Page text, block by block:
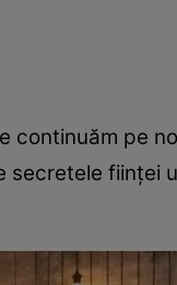
continuăm pe
secretele ființei